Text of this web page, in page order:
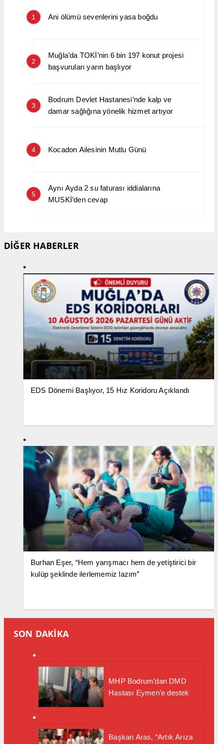
1 Ani ölümü sevenlerini yasa boğdu
2
Muğla’da TOKİ’nin 6 bin 197 konut projesi
başvuruları yarın başlıyor
3
Bodrum Devlet Hastanesi’nde kalp ve
damar sağlığına yönelik hizmet artıyor
4 Kocadon Ailesinin Mutlu Günü
5
Aynı Ayda 2 su faturası iddialarına
MUSKİ’den cevap
DİĞER HABERLER
EDS Dönemi Başlıyor, 15 Hız Koridoru Açıklandı
Burhan Eşer, “Hem yarışmacı hem de yetiştirici bir
kulüp şeklinde ilerlememiz lazım”
SON DAKİKA
MHP Bodrum’dan DMD
Hastası Eymen’e destek
Başkan Aras, “Artık Arıza